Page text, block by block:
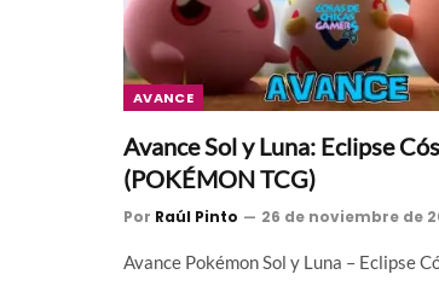
AVANCE
Avance Sol y Luna: Eclipse
(POKÉMON TCG)
Por Raúl Pinto 26 de noviembre de
Avance Pokémon Sol y Luna – Eclipse